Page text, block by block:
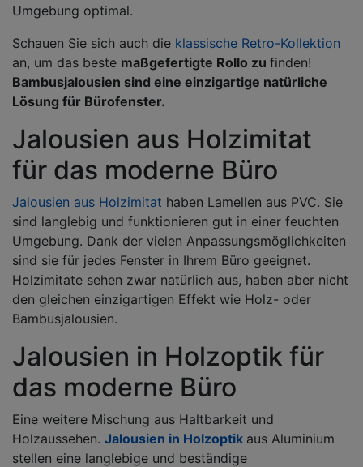
Umgebung optimal.
Schauen Sie sich auch die klassische Retro-Kollektion
an, um das beste maßgefertigte Rollo zu finden!
Bambusjalousien sind eine einzigartige natürliche
Lösung für Bürofenster.
Jalousien aus Holzimitat
für das moderne Büro
Jalousien aus Holzimitat haben Lamellen aus PVC. Sie
sind langlebig und funktionieren gut in einer feuchten
Umgebung. Dank der vielen Anpassungsmöglichkeiten
sind sie für jedes Fenster in Ihrem Büro geeignet.
Holzimitate sehen zwar natürlich aus, haben aber nicht
den gleichen einzigartigen Effekt wie Holz- oder
Bambusjalousien.
Jalousien in Holzoptik für
das moderne Büro
Eine weitere Mischung aus Haltbarkeit und
Holzaussehen. Jalousien in Holzoptik aus Aluminium
stellen eine langlebige und beständige